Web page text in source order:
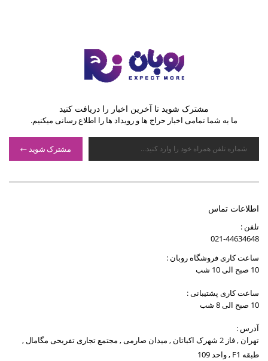
مشترک شوید تا آخرین اخبار را دریافت کنید
ما به شما تمامی اخبار حراج ها و رویداد ها را اطلاع رسانی میکنیم.
مشترک شوید
اطلاعات تماس
تلفن :
021-44634648
ساعت کاری فروشگاه روبان :
10 صبح الی 10 شب
ساعت کاری پشتیبانی :
10 صبح الی 8 شب
آدرس :
تهران , فاز 2 شهرک اکباتان , میدان صارمی , مجتمع تجاری تفریحی مگامال ,
طبقه F1 , واحد 109